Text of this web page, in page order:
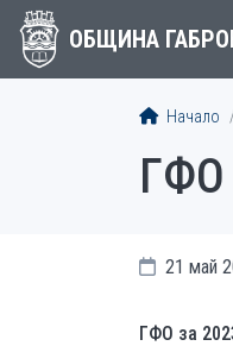
ОБЩИНА
Начало
ГФО
21 май
ГФО за